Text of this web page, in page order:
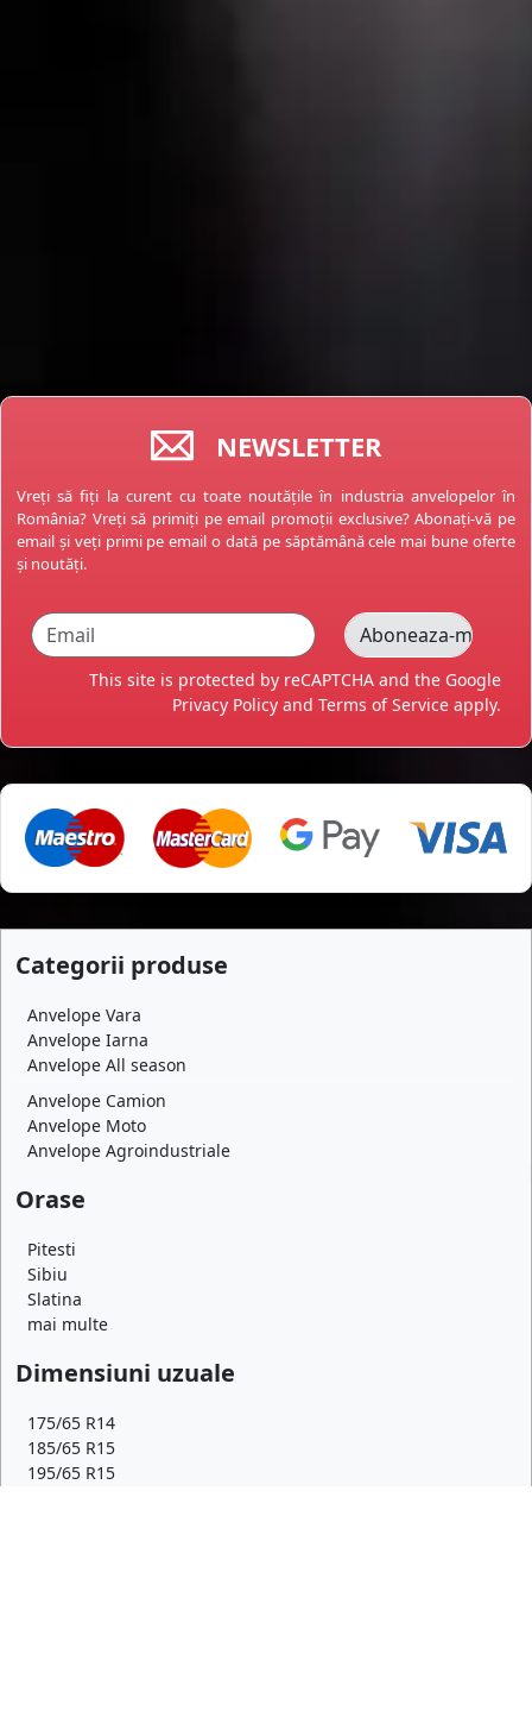
NEWSLETTER
Vreți să fiți la curent cu toate noutățile în industria anvelopelor în
România? Vreți să primiți pe email promoții exclusive? Abonați-vă pe
email și veți primi pe email o dată pe săptămână cele mai bune oferte
și noutăți.
This site is protected by reCAPTCHA and the Google
Privacy Policy and Terms of Service apply.
Categorii produse
Anvelope Vara
Anvelope Iarna
Anvelope All season
Anvelope Camion
Anvelope Moto
Anvelope Agroindustriale
Orase
Pitesti
Sibiu
Slatina
mai multe
Dimensiuni uzuale
175/65 R14
185/65 R15
195/65 R15